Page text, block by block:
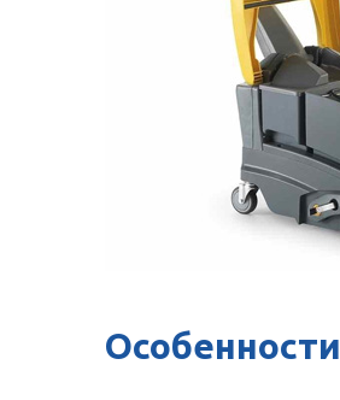
Особенности